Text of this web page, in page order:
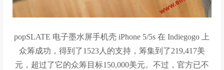
popSLATE 电子墨水屏手机壳 iPhone 5/5s 在 Indiegogo 上
众筹成功，得到了1523人的支持，筹集到了219,417美
元，超过了它的众筹目标150,000美元。不过，官方已不